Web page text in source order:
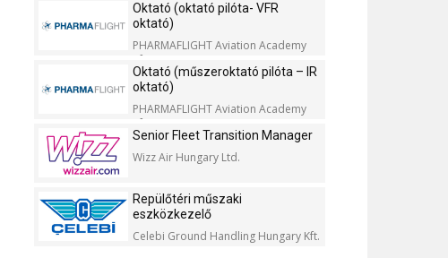
Oktató (oktató pilóta- VFR
oktató)
PHARMAFLIGHT Aviation Academy
Kft.
Oktató (műszeroktató pilóta – IR
oktató)
PHARMAFLIGHT Aviation Academy
Kft.
Senior Fleet Transition Manager
Wizz Air Hungary Ltd.
Repülőtéri műszaki
eszközkezelő
Celebi Ground Handling Hungary Kft.